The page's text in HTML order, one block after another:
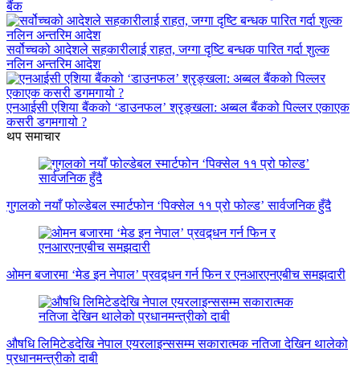
बैंक
सर्वोच्चको आदेशले सहकारीलाई राहत, जग्गा दृष्टि बन्धक पारित गर्दा शुल्क
नलिन अन्तरिम आदेश
एनआईसी एशिया बैंकको ‘डाउनफल’ श्रृङ्खला: अब्बल बैंकको पिल्लर एकाएक
कसरी डगमगायो ?
थप समाचार
गुगलको नयाँ फोल्डेबल स्मार्टफोन ‘पिक्सेल ११ प्रो फोल्ड’ सार्वजनिक हुँदै
ओमन बजारमा ‘मेड इन नेपाल’ प्रवद्र्धन गर्न फिन र एनआरएनएबीच समझदारी
औषधि लिमिटेडदेखि नेपाल एयरलाइन्ससम्म सकारात्मक नतिजा देखिन थालेको
प्रधानमन्त्रीको दाबी